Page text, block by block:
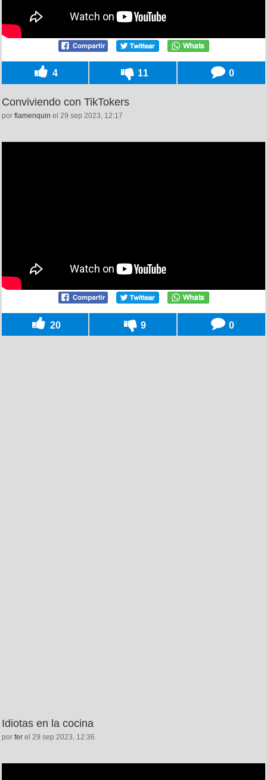
4 11 0
Conviviendo con TikTokers
por flamenquin el 29 sep 2023, 12:17
20 9 0
Idiotas en la cocina
por fer el 29 sep 2023, 12:36